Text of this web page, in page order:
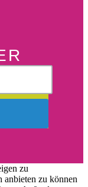
zu
anbieten zu können